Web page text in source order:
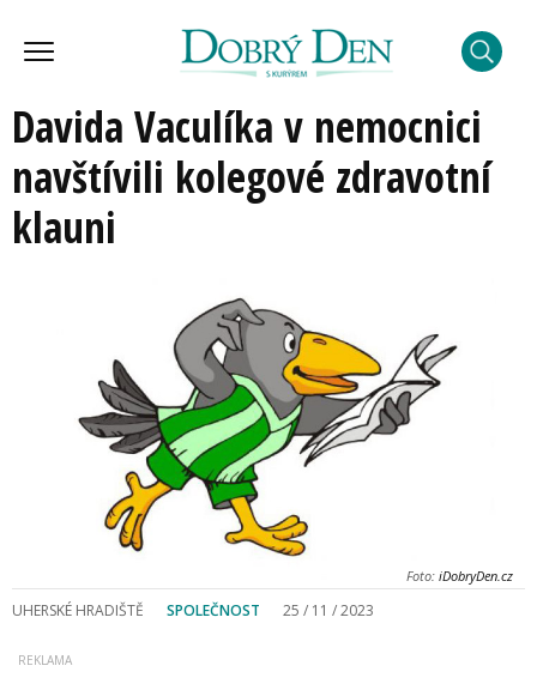
Davida Vaculíka v nemocnici
navštívili kolegové zdravotní
klauni
Foto: iDobryDen.cz
UHERSKÉ HRADIŠTĚ SPOLEČNOST 25 / 11 / 2023